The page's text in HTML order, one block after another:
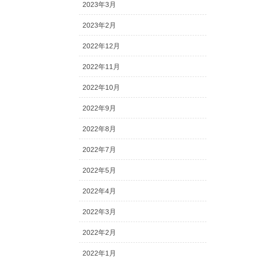
2023年3月
2023年2月
2022年12月
2022年11月
2022年10月
2022年9月
2022年8月
2022年7月
2022年5月
2022年4月
2022年3月
2022年2月
2022年1月